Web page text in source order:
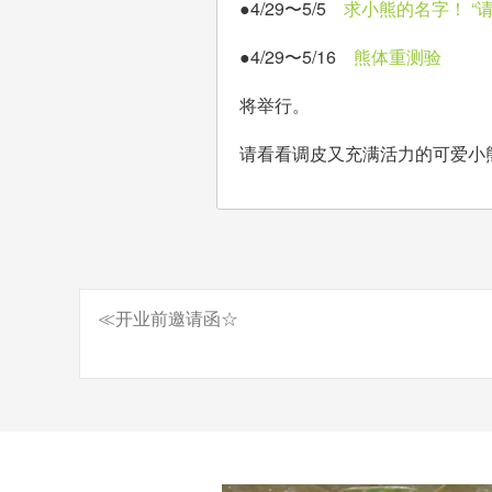
●4/29〜5/5 求小熊的名字！ “
●4/29〜5/16 熊体重测验
将举行。
请看看调皮又充满活力的可爱
文
章
≪开业前邀请函☆